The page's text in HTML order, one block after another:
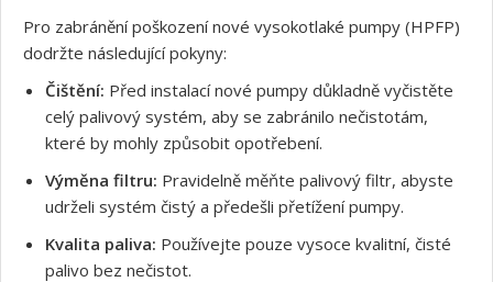
Pro zabránění poškození nové vysokotlaké pumpy (HPFP)
dodržte následující pokyny:
Čištění: Před instalací nové pumpy důkladně vyčistěte
celý palivový systém, aby se zabránilo nečistotám,
které by mohly způsobit opotřebení.
Výměna filtru: Pravidelně měňte palivový filtr, abyste
udrželi systém čistý a předešli přetížení pumpy.
Kvalita paliva: Používejte pouze vysoce kvalitní, čisté
palivo bez nečistot.